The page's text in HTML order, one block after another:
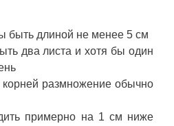
быть длиной не менее 5 см
два листа и хотя бы один
размножение обычно
примерно на 1 см ниже